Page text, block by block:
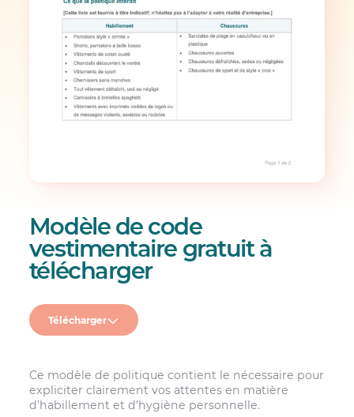
Télécharger
Modèle de code
vestimentaire gratuit à
télécharger
Ce modèle de politique contient le nécessaire pour
expliciter clairement vos attentes en matière
d’habillement et d’hygiène personnelle.